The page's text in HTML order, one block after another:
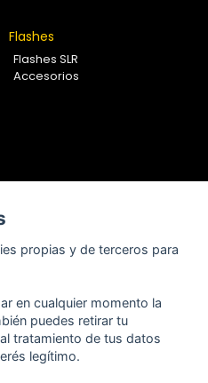
Flashes
Flashes SLR
Accesorios
propias y de terceros para
en cualquier momento la
puedes retirar tu
tratamiento de tus datos
legítimo.